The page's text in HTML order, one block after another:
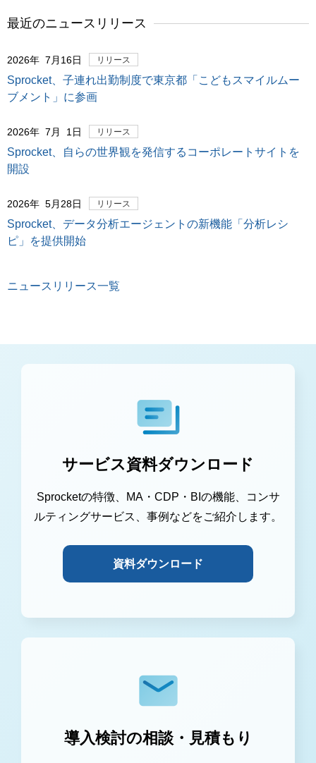
最近のニュースリリース
2026年 7月16日 リリース
Sprocket、子連れ出勤制度で東京都「こどもスマイルムー
ブメント」に参画
2026年 7月 1日 リリース
Sprocket、自らの世界観を発信するコーポレートサイトを
開設
2026年 5月28日 リリース
Sprocket、データ分析エージェントの新機能「分析レシ
ピ」を提供開始
ニュースリリース一覧
サービス資料ダウンロード
Sprocketの特徴、MA・CDP・BIの機能、コンサ
ルティングサービス、事例などをご紹介します。
資料ダウンロード
導入検討の相談・見積もり